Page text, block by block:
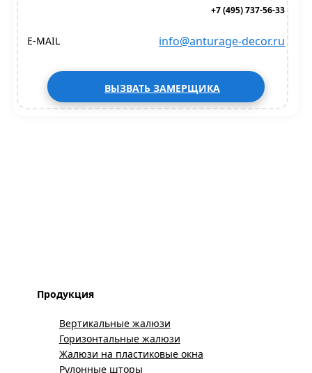
+7 (495) 737-56-33
E-MAIL info@anturage-decor.ru
ВЫЗВАТЬ ЗАМЕРЩИКА
Продукция
Вертикальные жалюзи
Горизонтальные жалюзи
Жалюзи на пластиковые окна
Рулонные шторы